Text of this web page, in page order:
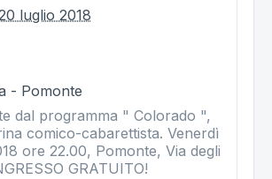
luglio 2018
- Pomonte
dal programma " Colorado ",
comico-cabarettista. Venerdì
ore 22.00, Pomonte, Via degli
GRATUITO!